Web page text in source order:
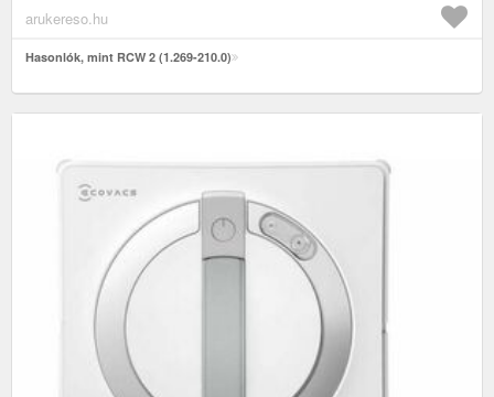
arukereso.hu
Hasonlók, mint RCW 2 (1.269-210.0)